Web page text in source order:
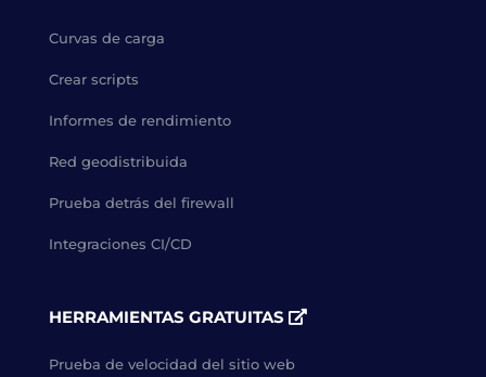
Curvas de carga
Crear scripts
Informes de rendimiento
Red geodistribuida
Prueba detrás del firewall
Integraciones CI/CD
HERRAMIENTAS GRATUITAS
Prueba de velocidad del sitio web